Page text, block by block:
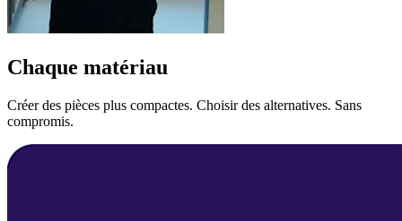
Chaque matériau
Créer des pièces plus compactes. Choisir des alternatives. Sans
compromis.